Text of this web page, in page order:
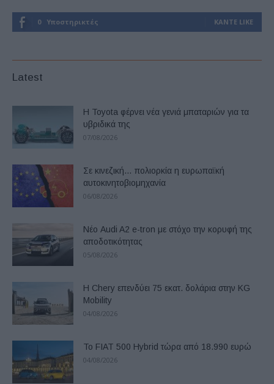
0 Υποστηρικτές ΚΆΝΤΕ LIKE
Latest
Η Toyota φέρνει νέα γενιά μπαταριών για τα
υβριδικά της
07/08/2026
Σε κινεζική… πολιορκία η ευρωπαϊκή
αυτοκινητοβιομηχανία
06/08/2026
Νέο Audi A2 e-tron με στόχο την κορυφή της
αποδοτικότητας
05/08/2026
Η Chery επενδύει 75 εκατ. δολάρια στην KG
Mobility
04/08/2026
Το FIAT 500 Hybrid τώρα από 18.990 ευρώ
04/08/2026